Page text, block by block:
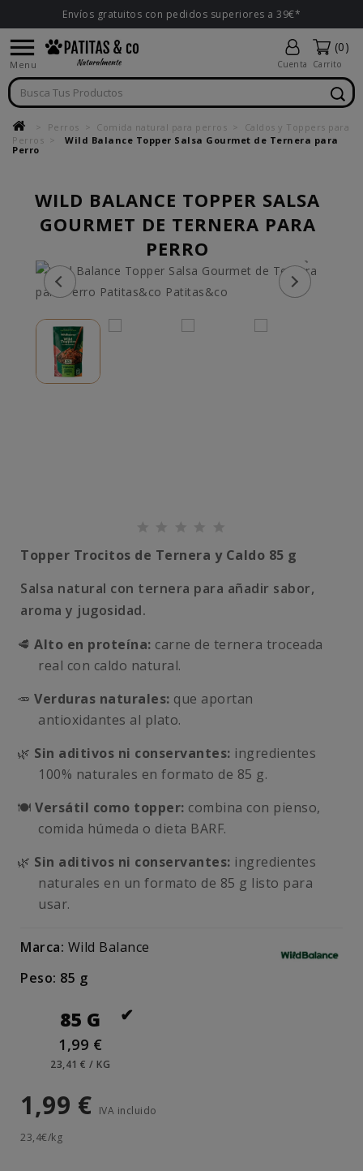
Envíos gratuitos con pedidos superiores a 39€*

Menu Cuenta
(0)
Carrito
Perros Comida natural para perros
Caldos y Toppers para
Perros
Wild Balance Topper Salsa Gourmet de Ternera para
Perro
WILD BALANCE TOPPER SALSA
GOURMET DE TERNERA PARA
PERRO
Topper Trocitos de Ternera y Caldo 85 g
Salsa natural con ternera para añadir sabor,
aroma y jugosidad.
🥩 Alto en proteína: carne de ternera troceada
real con caldo natural.
🥕 Verduras naturales: que aportan
antioxidantes al plato.
🌿 Sin aditivos ni conservantes: ingredientes
100% naturales en formato de 85 g.
🍽️ Versátil como topper: combina con pienso,
comida húmeda o dieta BARF.
🌿 Sin aditivos ni conservantes: ingredientes
naturales en un formato de 85 g listo para
usar.
Marca: Wild Balance
Peso: 85 g
85 G
1,99 €
23,41 € / KG
1,99 € IVA incluido
23,4€/kg